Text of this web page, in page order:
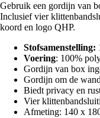
Gebruik een gordijn van
Inclusief vier
koord en logo QHP.
Stofsamenstelling:
Voering: 100%
Gordijn van box
Gordijn om de
Biedt privacy en
Vier
Afmeting: 140 x